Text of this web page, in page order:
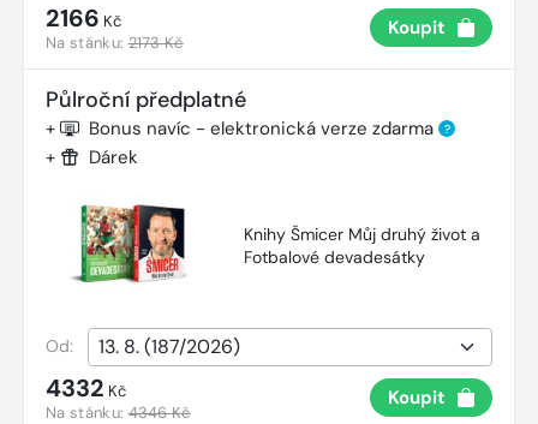
2166 Kč
Na stánku:2173 Kč
Koupit
Půlroční předplatné
+ Bonus navíc - elektronická verze zdarma ?
+ Dárek
Knihy Šmicer Můj druhý život a
Fotbalové devadesátky
Od:
4332 Kč
Na stánku:4346 Kč
Koupit